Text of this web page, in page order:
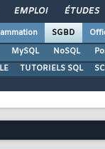
EMPLOI ÉTUDES
SGBD
MySQL NoSQL
TUTORIELS SQL